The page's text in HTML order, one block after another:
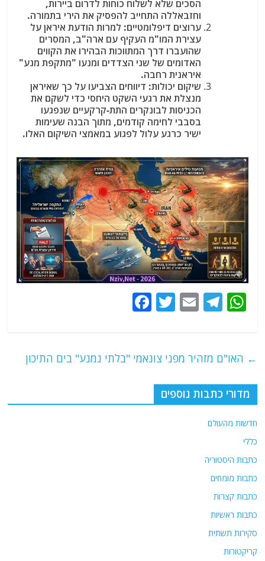
הסכים שלא לשלוח כוחות לדרום ביירות,
וחזבאללה התחייב להפסיק את הירי בתמורה.
ערוצים דיפלומטיים: למרות הודעת איראן על
עצירת המו"מ העקיף עם ארה"ב, המסרים
שהועברו דרך המתווכות הבהירו את הקווים
האדומים של שני הצדדים ומנעו "מתקפת מנע"
איראנית רחבה.
שיקום יכולות: דיווחים הצביעו על כך שאיראן
מנצלת את רגעי השקט היחסי כדי לשקם את
הכניסות לבונקרים התת-קרקעיים שנפגעו
בסבבי לחימה קודמים, מתוך הבנה שעימות
ישיר כרגע עלול לפגוע במאמצי השיקום האלו.
W
s
A
p
p
T
g
ra
m
E
l
T
er
e ← האו"ם מזהיר מפני צונאמי "בלתי נמנע" בים התיכון
מדורי כתבות נוספים
חדשות מהעולם
כללי
כתבות היסטוריה
כתבות מומחים
כתבות קצרות
כתבות ראשיות
סקירות תשתית
קריקטורות